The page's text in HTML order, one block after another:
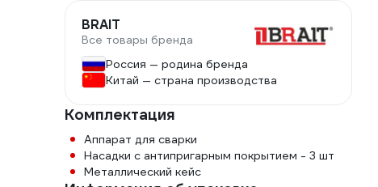
BRAIT
Все товары бренда
Россия — родина бренда
Китай — страна производства
Комплектация
Аппарат для сварки
Насадки с антипригарным покрытием - 3 шт
Металлический кейс